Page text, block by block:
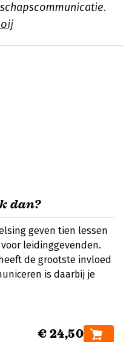
dan?
geven tien lessen
leidinggevenden.
de grootste invloed
is daarbij je
€ 24,50